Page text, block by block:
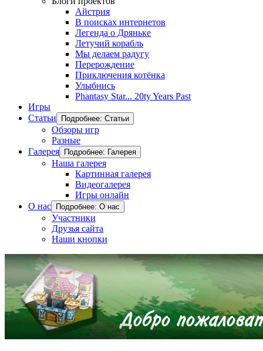
Айстрия
В поисках интернетов
Легенда о Дряньке
Летучий корабль
Мы делаем радугу
Перерождение
Приключения котёнка
Улыбнись
Phantasy Star... 20ty Years Past
Игры
Статьи
Подробнее: Статьи
Обзоры игр
Разные
Галерея
Подробнее: Галерея
Наша галерея
Картинная галерея
Видеогалерея
Игры онлайн
О нас
Подробнее: О нас
Участники
Друзья сайта
Наши кнопки